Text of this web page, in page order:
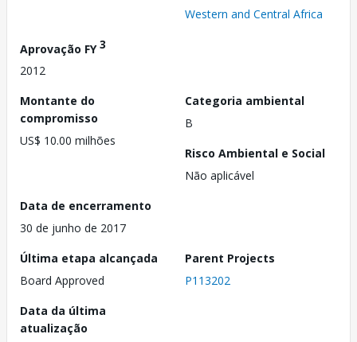
Western and Central Africa
Aprovação FY3
2012
Montante do
compromisso
US$ 10.00 milhões
Categoria ambiental
B
Risco Ambiental e Social
Não aplicável
Data de encerramento
30 de junho de 2017
Última etapa alcançada
Board Approved
Parent Projects
P113202
Data da última
atualização